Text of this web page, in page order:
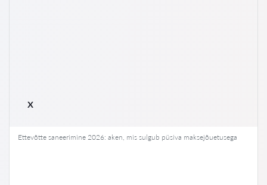
x
Ettevõtte saneerimine 2026: aken, mis sulgub püsiva maksejõuetusega